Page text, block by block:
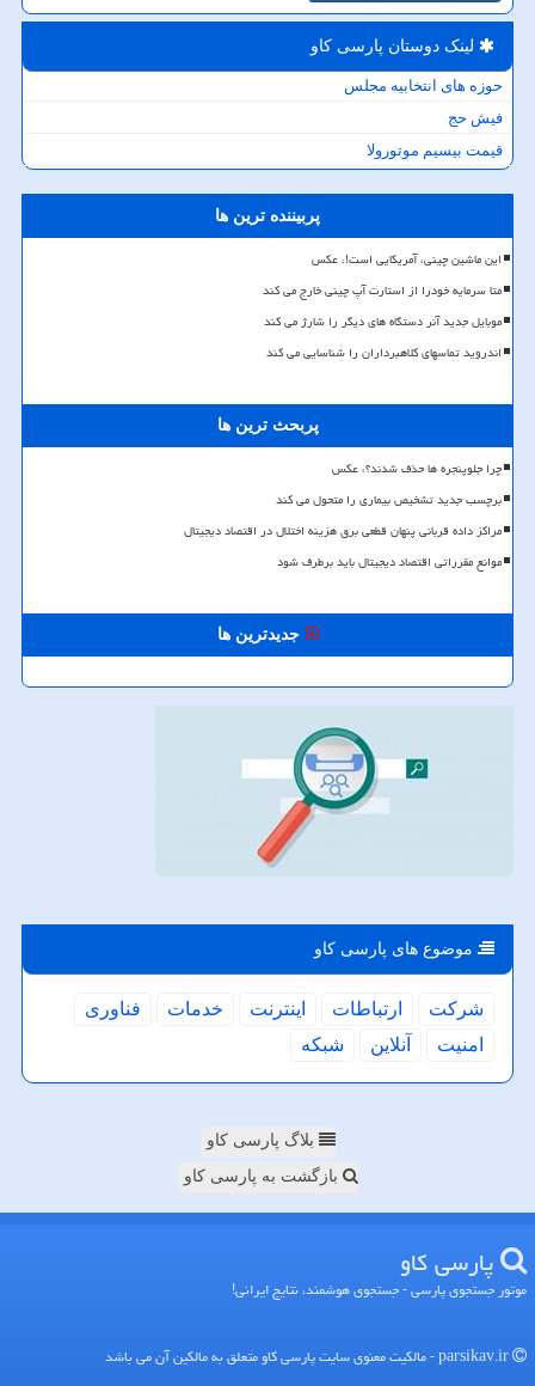
لینک دوستان پارسی كاو
حوزه های انتخابیه مجلس
فیش حج
قیمت بیسیم موتورولا
پربیننده ترین ها
این ماشین چینی، آمریکایی است!، عکس
متا سرمایه خودرا از استارت آپ چینی خارج می کند
موبایل جدید آنر دستگاه های دیگر را شارژ می کند
اندروید تماسهای کلاهبرداران را شناسایی می کند
پربحث ترین ها
چرا جلوپنجره ها حذف شدند؟، عکس
برچسب جدید تشخیص بیماری را متحول می کند
مراکز داده قربانی پنهان قطعی برق هزینه اختلال در اقتصاد دیجیتال
موانع مقرراتی اقتصاد دیجیتال باید برطرف شود
جدیدترین ها
موضوع های پارسی كاو
شركت ارتباطات اینترنت خدمات
فناوری
امنیت
آنلاین شبكه
بلاگ پارسی کاو
بازگشت به پارسی کاو
پارسی كاو
موتور جستجوی پارسی - جستجوی هوشمند، نتایج ایرانی!